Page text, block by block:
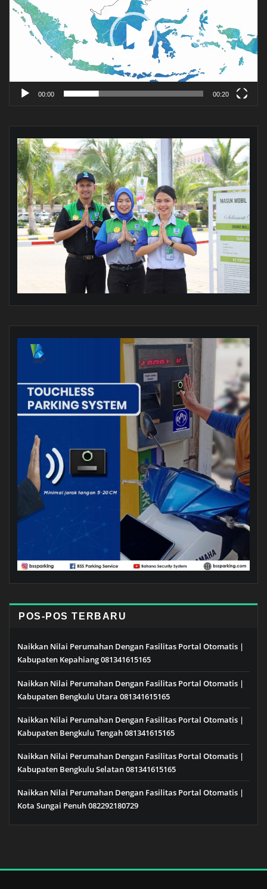
00:00 00:20
POS-POS TERBARU
Naikkan Nilai Perumahan Dengan Fasilitas Portal Otomatis |
Kabupaten Kepahiang 081341615165
Naikkan Nilai Perumahan Dengan Fasilitas Portal Otomatis |
Kabupaten Bengkulu Utara 081341615165
Naikkan Nilai Perumahan Dengan Fasilitas Portal Otomatis |
Kabupaten Bengkulu Tengah 081341615165
Naikkan Nilai Perumahan Dengan Fasilitas Portal Otomatis |
Kabupaten Bengkulu Selatan 081341615165
Naikkan Nilai Perumahan Dengan Fasilitas Portal Otomatis |
Kota Sungai Penuh 082292180729